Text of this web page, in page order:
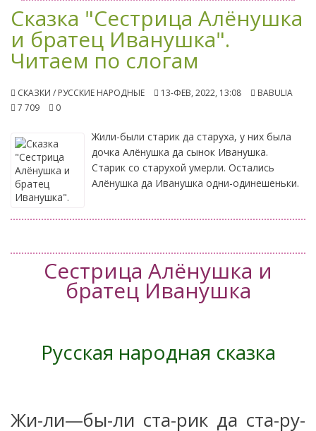
Сказка "Сестрица Алёнушка
и братец Иванушка".
Читаем по слогам
СКАЗКИ / РУССКИЕ НАРОДНЫЕ 13-ФЕВ, 2022, 13:08
BABULIA
7 709
0
Жили-были старик да старуха, у них была
дочка Алёнушка да сынок Иванушка.
Старик со старухой умерли. Остались
Алёнушка да Иванушка одни-одинешеньки.
Сестрица Алёнушка и
братец Иванушка
Русская народная сказка
Жи-ли—бы-ли ста-рик да ста-ру-